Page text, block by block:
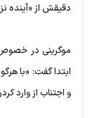
دقیقش از «آینده
موگرینی در
ابتدا گفت: «با
و اجتناب از وارد